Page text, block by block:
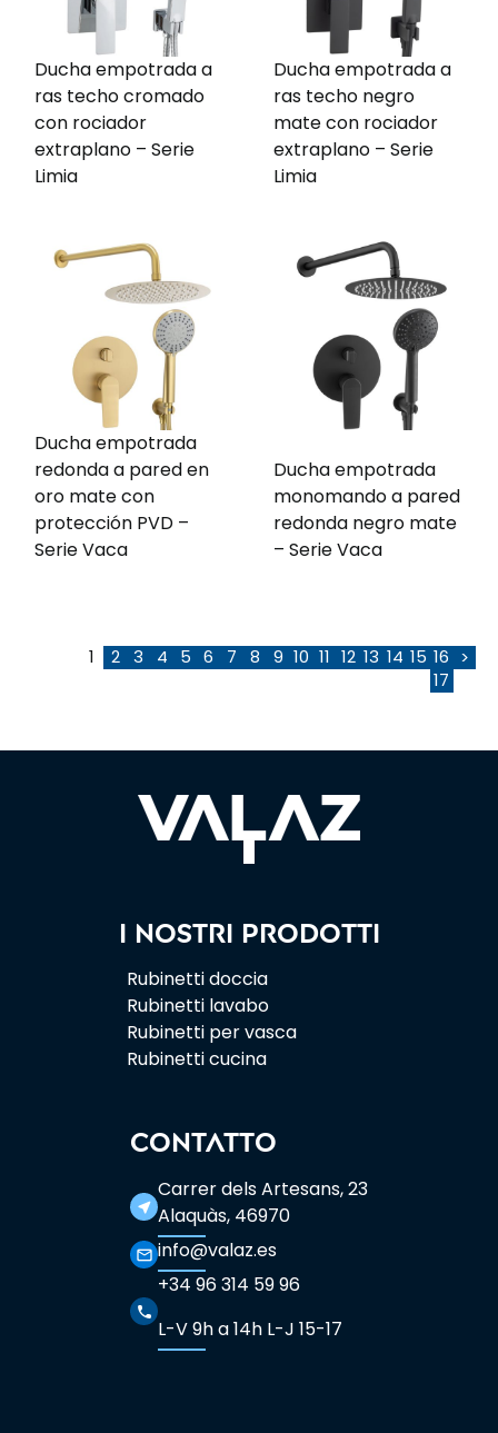
Ducha empotrada a
ras techo cromado
con rociador
extraplano – Serie
Limia
Ducha empotrada a
ras techo negro
mate con rociador
extraplano – Serie
Limia
Ducha empotrada
redonda a pared en
oro mate con
protección PVD –
Serie Vaca
Ducha empotrada
monomando a pared
redonda negro mate
– Serie Vaca
1 2 3 4 5 6 7 8 9 10 11 12 13 14 15 16
17
>
I nostri prodotti
Rubinetti doccia
Rubinetti lavabo
Rubinetti per vasca
Rubinetti cucina
CONTATTO
near_me
Carrer dels Artesans, 23
Alaquàs, 46970
mail_outline info@valaz.es
phone
+34 96 314 59 96
L-V 9h a 14h L-J 15-17